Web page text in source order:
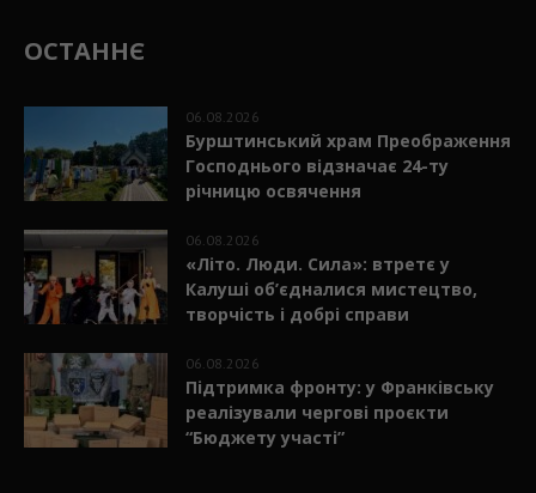
ОСТАННЄ
06.08.2026
Бурштинський храм Преображення
Господнього відзначає 24-ту
річницю освячення
06.08.2026
«Літо. Люди. Сила»: втретє у
Калуші об’єдналися мистецтво,
творчість і добрі справи
06.08.2026
Підтримка фронту: у Франківську
реалізували чергові проєкти
“Бюджету участі”